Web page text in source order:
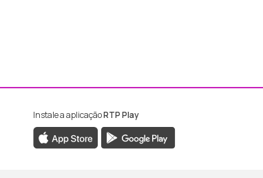
RTP Madeira
da RTP Madeira
Instale a aplicaçãoRTP Play